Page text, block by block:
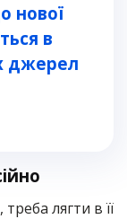
нової
в
джерел
лягти в її